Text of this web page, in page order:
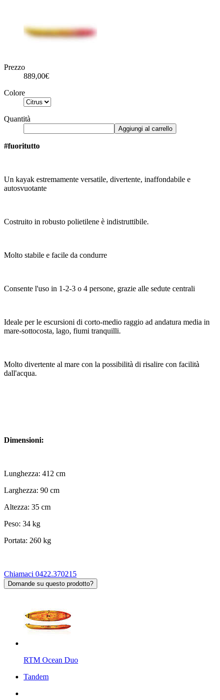
Prezzo
889,00€
Colore
Quantità
Aggiungi al carrello
#fuoritutto
Un kayak estremamente versatile, divertente, inaffondabile e
autosvuotante
Costruito in robusto polietilene è indistruttibile.
Molto stabile e facile da condurre
Consente l'uso in 1-2-3 o 4 persone, grazie alle sedute centrali
Ideale per le escursioni di corto-medio raggio ad andatura media in
mare-sottocosta, lago, fiumi tranquilli.
Molto divertente al mare con la possibilità di risalire con facilità
dall'acqua.
Dimensioni:
Lunghezza: 412 cm
Larghezza: 90 cm
Altezza: 35 cm
Peso: 34 kg
Portata: 260 kg
Chiamaci 0422.370215
Domande su questo prodotto?
RTM Ocean Duo
Tandem